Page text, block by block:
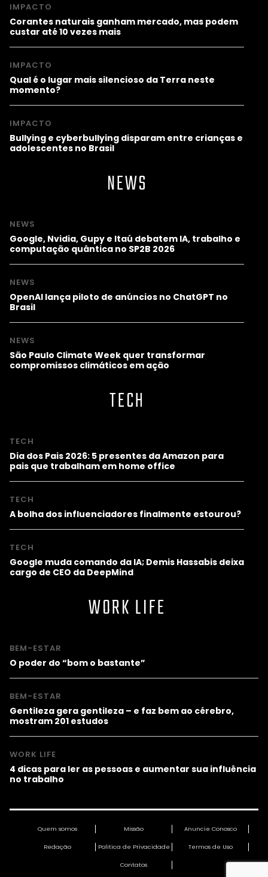
IMPACTO
Corantes naturais ganham mercado, mas podem
custar até 10 vezes mais
IMPACTO
Qual é o lugar mais silencioso da Terra neste
momento?
IMPACTO
Bullying e cyberbullying disparam entre crianças e
adolescentes no Brasil
NEWS
NEWS
Google, Nvidia, Gupy e Itaú debatem IA, trabalho e
computação quântica no SP2B 2026
NEWS
OpenAI lança piloto de anúncios no ChatGPT no
Brasil
NEWS
São Paulo Climate Week quer transformar
compromissos climáticos em ação
TECH
TECH
Dia dos Pais 2026: 5 presentes da Amazon para
pais que trabalham em home office
TECH
A bolha dos influenciadores finalmente estourou?
TECH
Google muda comando da IA; Demis Hassabis deixa
cargo de CEO da DeepMind
WORK LIFE
BEM-ESTAR
O poder do “bom o bastante”
BEM-ESTAR
Gentileza gera gentileza – e faz bem ao cérebro,
mostram 201 estudos
WORK LIFE
4 dicas para ler as pessoas e aumentar sua influência
no trabalho
Quem somos Missão Anuncie Conosco
Redação Política de Privacidade Termos de Uso
Contatos